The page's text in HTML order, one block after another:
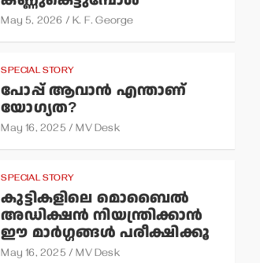
May 5, 2026 K. F. George
SPECIAL STORY
പോപ്പ് ആവാന്‍ എന്താണ്
യോഗ്യത?
May 16, 2025 MV Desk
SPECIAL STORY
കുട്ടികളിലെ മൊബൈല്‍
അഡിക്ഷന്‍ നിയന്ത്രിക്കാന്‍
ഈ മാര്‍ഗ്ഗങ്ങള്‍ പരീക്ഷിക്കൂ
May 16, 2025 MV Desk